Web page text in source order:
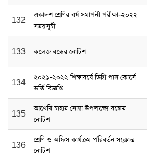
132
একাদশ শ্রেণির বর্ষ সমাপনী পরীক্ষা-২০২২
সময়সূচী
133 কলেজ বন্ধের নোটিশ
134
২০২১-২০২২ শিক্ষাবর্ষে ডিগ্রি পাস কোর্সে
ভর্তি বিজ্ঞপ্তি
135
আখেরি চাহার সোম্বা উপলক্ষ্যে বন্ধের
নোটিশ
136
শ্রেণি ও অফিস কার্যক্রম পরিবর্তন সংক্রান্ত
নোটিশ